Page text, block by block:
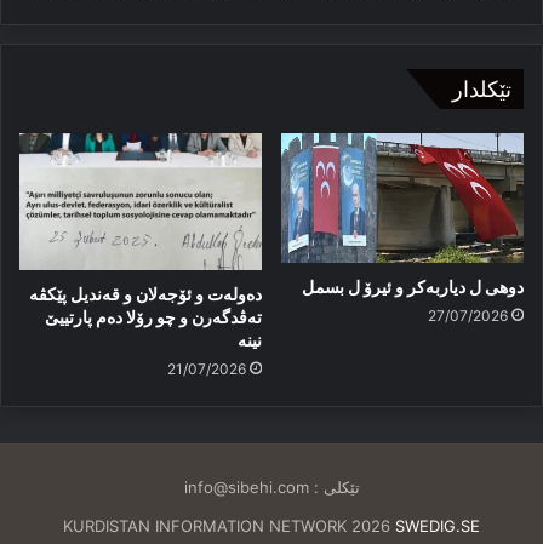
تێکلدار
دوهی ل دیاربەکر و ئیرۆ ل بسمل
27/07/2026
دەولەت و ئۆجەلان و قەندیل پێکڤە
تەڤدگەرن و چو رۆلا دەم پارتییێ
نینە
21/07/2026
تێکلی :info@sibehi.com
KURDISTAN INFORMATION NETWORK 2026 SWEDIG.SE